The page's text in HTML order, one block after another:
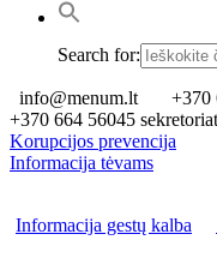
Search for:
info@menum.lt
+370
+370 664 56045
Korupcijos prevencija
Informacija tėvams
Informacija gestų kalba